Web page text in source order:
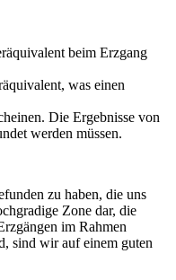
beim Erzgang
was einen
Die Ergebnisse von
werden müssen.
zu haben, die uns
Zone dar, die
im Rahmen
sind wir auf einem guten